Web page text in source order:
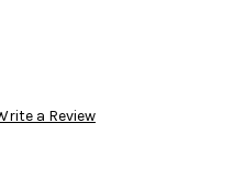
a Review